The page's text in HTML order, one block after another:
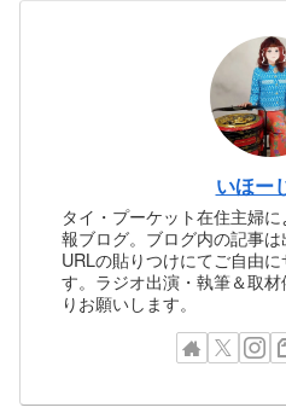
いほー
タイ・プーケット在住主婦
報ブログ。ブログ内の記事
URLの貼りつけにてご自由
す。ラジオ出演・執筆＆取
りお願いします。